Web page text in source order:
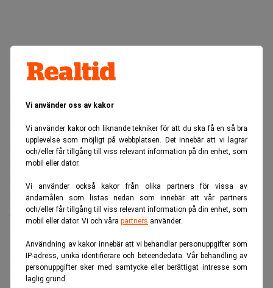
Vi använder oss av kakor
Vi använder kakor och liknande tekniker för att du ska få en så bra
upplevelse som möjligt på webbplatsen. Det innebär att vi lagrar
och/eller får tillgång till viss relevant information på din enhet, som
mobil eller dator.
Vi använder också kakor från olika partners för vissa av
ändamålen som listas nedan som innebär att vår partners
och/eller får tillgång till viss relevant information på din enhet, som
mobil eller dator. Vi och våra partners använder.
Användning av kakor innebär att vi behandlar personuppgifter som
IP-adress, unika identifierare och beteendedata. Vår behandling av
personuppgifter sker med samtycke eller berättigat intresse som
laglig grund.
Budet på 60,50 dollar per aktie
53 miljarder dollar, motsvarande omkring 500 miljarder
kronor.
Enligt Reuterskälla är styrelsens preliminära bedömning
att prislappen visserligen innebär en premie mot den
bolaget kan skapa de kommande åren om ledningens
omställningsplan lyckas.
Missa inte
Realtid
Styrelsen väger samtidigt in annat än priset. Hur säker
finansieringen är, vilka konkurrensrättsliga hinder en affär